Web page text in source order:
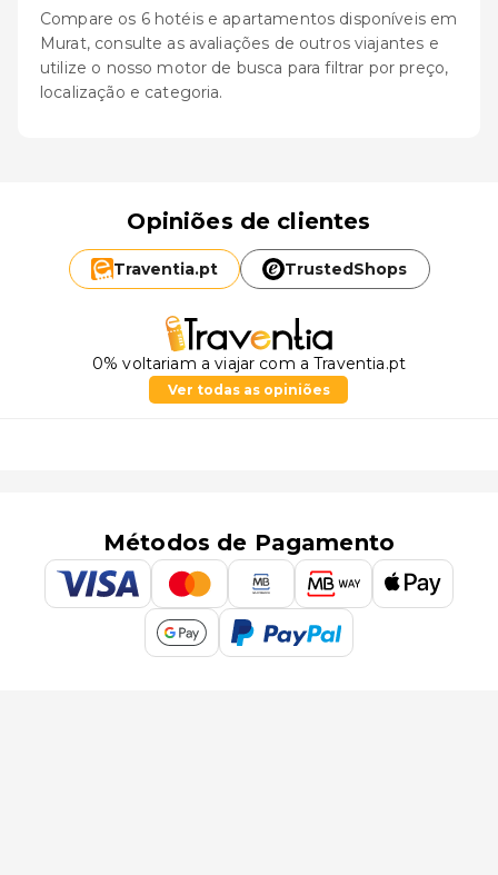
Compare os 6 hotéis e apartamentos disponíveis em
Murat, consulte as avaliações de outros viajantes e
utilize o nosso motor de busca para filtrar por preço,
localização e categoria.
Opiniões de clientes
Traventia.pt TrustedShops
0% voltariam a viajar com a Traventia.pt
Ver todas as opiniões
Métodos de Pagamento